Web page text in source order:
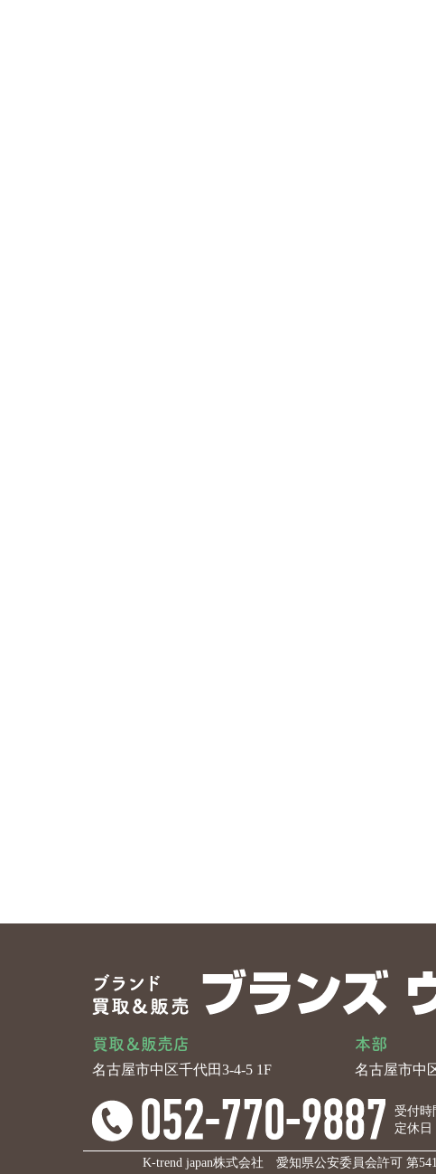
買取＆販売店
名古屋市中区千代田3-4-5 1F
本部
名古屋市中
受付時
定休日
K-trend japan株式会社 愛知県公安委員会許可 第